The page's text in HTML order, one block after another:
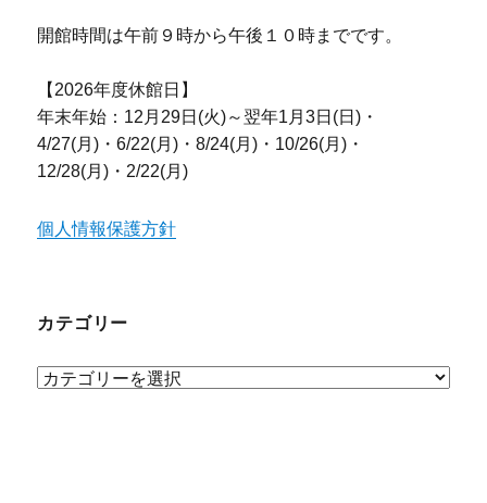
開館時間は午前９時から午後１０時までです。
【2026年度休館日】
年末年始：12月29日(火)～翌年1月3日(日)・
4/27(月)・6/22(月)・8/24(月)・10/26(月)・
12/28(月)・2/22(月)
個人情報保護方針
カテゴリー
カ